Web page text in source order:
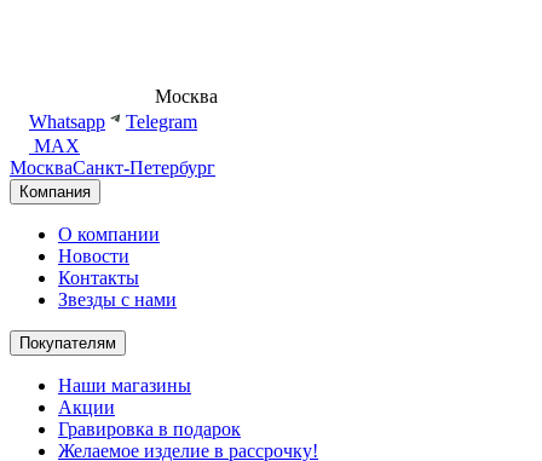
Москва
Whatsapp
Telegram
MAX
МоскваСанкт-Петербург
Компания
О компании
Новости
Контакты
Звезды с нами
Покупателям
Наши магазины
Акции
Гравировка в подарок
Желаемое изделие в рассрочку!